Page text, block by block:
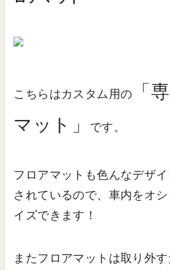
こちらはカスタム用の
「
マット」
です。
フロアマットも色んなデザ
されているので、車内をオ
イズできます！
またフロアマットは取り外